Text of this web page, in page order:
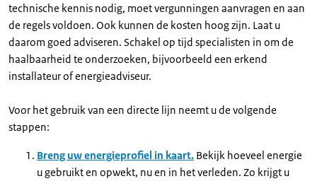
technische kennis nodig, moet vergunningen aanvragen en aan
de regels voldoen. Ook kunnen de kosten hoog zijn. Laat u
daarom goed adviseren. Schakel op tijd specialisten in om de
haalbaarheid te onderzoeken, bijvoorbeeld een erkend
installateur of energieadviseur.
Voor het gebruik van een directe lijn neemt u de volgende
stappen:
Breng uw energieprofiel in kaart. Bekijk hoeveel energie
u gebruikt en opwekt, nu en in het verleden. Zo krijgt u